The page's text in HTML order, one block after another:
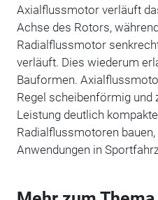
Axialflussmotor verläuft
Achse des Rotors,
Radialflussmotor
verläuft. Dies wiederum
Bauformen.
Regel scheibenförmig und
Leistung deutlich
Radialflussmotoren
Anwendungen in